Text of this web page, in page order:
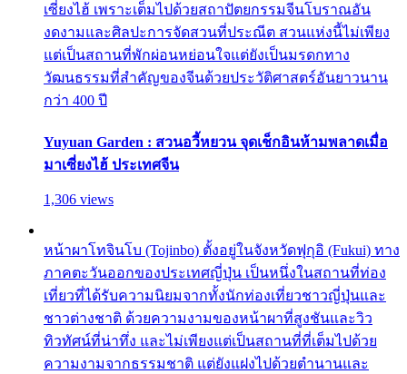
เซี่ยงไฮ้ เพราะเต็มไปด้วยสถาปัตยกรรมจีนโบราณอัน
งดงามและศิลปะการจัดสวนที่ประณีต สวนแห่งนี้ไม่เพียง
แต่เป็นสถานที่พักผ่อนหย่อนใจแต่ยังเป็นมรดกทาง
วัฒนธรรมที่สำคัญของจีนด้วยประวัติศาสตร์อันยาวนาน
กว่า 400 ปี
Yuyuan Garden : สวนอวี้หยวน จุดเช็กอินห้ามพลาดเมื่อ
มาเซี่ยงไฮ้ ประเทศจีน
1,306 views
หน้าผาโทจินโบ (Tojinbo) ตั้งอยู่ในจังหวัดฟุกุอิ (Fukui) ทาง
ภาคตะวันออกของประเทศญี่ปุ่น เป็นหนึ่งในสถานที่ท่อง
เที่ยวที่ได้รับความนิยมจากทั้งนักท่องเที่ยวชาวญี่ปุ่นและ
ชาวต่างชาติ ด้วยความงามของหน้าผาที่สูงชันและวิว
ทิวทัศน์ที่น่าทึ่ง และไม่เพียงแต่เป็นสถานที่ที่เต็มไปด้วย
ความงามจากธรรมชาติ แต่ยังแฝงไปด้วยตำนานและ